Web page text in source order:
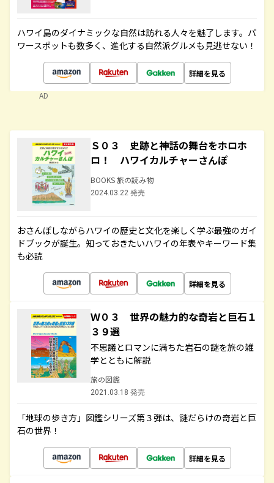
ハワイ島のダイナミックな自然は訪れる人々を魅了します。パ
ワースポットも数多く、進化する自然派グルメも見逃せない！
詳細を見る
AD
Ｓ０３ 史跡と神話の舞台をホロホ
ロ！ ハワイカルチャーさんぽ
BOOKS 旅の読み物
2024.03.22 発売
おさんぽしながらハワイの歴史と文化を楽しく学ぶ最強のガイ
ドブックが誕生。知っておきたいハワイの年表やキーワード集
も必読
詳細を見る
Ｗ０３ 世界の魅力的な奇岩と巨石１
３９選
不思議とロマンに満ちた岩石の謎を旅の雑
学とともに解説
旅の図鑑
2021.03.18 発売
「地球の歩き方」図鑑シリーズ第３弾は、謎だらけの奇岩と巨
石の世界！
詳細を見る